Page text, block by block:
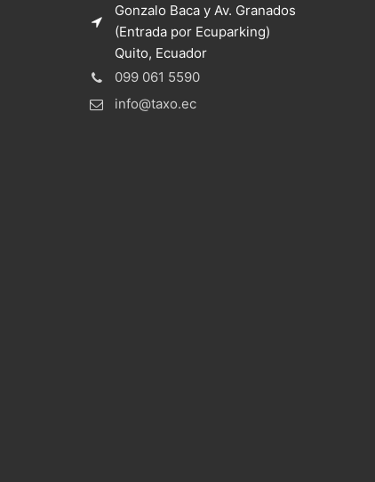
Gonzalo Baca y Av. Granados
(Entrada por Ecuparking)
Quito, Ecuador
099 061 5590
info@taxo.ec